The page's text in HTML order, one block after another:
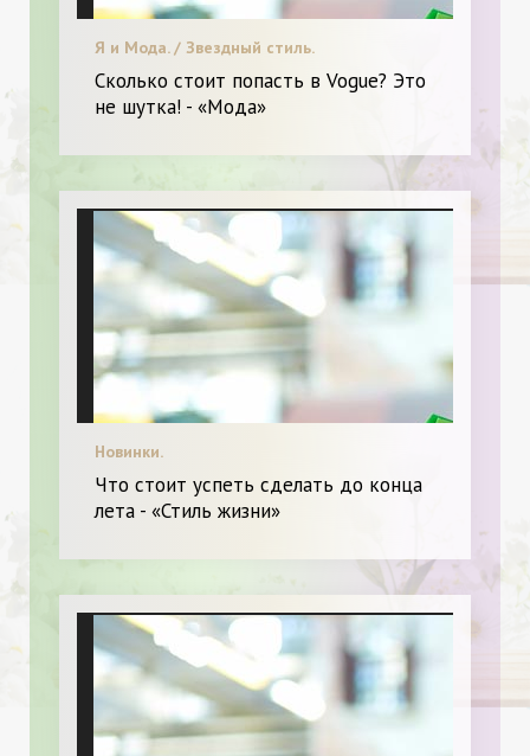
Я и Мода. / Звездный стиль.
Сколько стоит попасть в Vogue? Это
не шутка! - «Мода»
Новинки.
Что стоит успеть сделать до конца
лета - «Стиль жизни»